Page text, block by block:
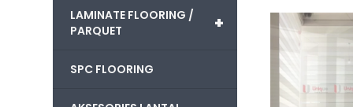
+
LAMINATE FLOORING /
PARQUET
SPC FLOORING